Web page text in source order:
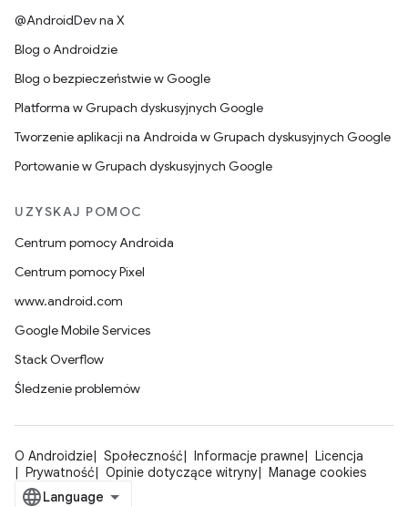
@AndroidDev na X
Blog o Androidzie
Blog o bezpieczeństwie w Google
Platforma w Grupach dyskusyjnych Google
Tworzenie aplikacji na Androida w Grupach dyskusyjnych Google
Portowanie w Grupach dyskusyjnych Google
UZYSKAJ POMOC
Centrum pomocy Androida
Centrum pomocy Pixel
www.android.com
Google Mobile Services
Stack Overflow
Śledzenie problemów
O Androidzie Społeczność Informacje prawne
Licencja
Prywatność
Opinie dotyczące witryny Manage cookies